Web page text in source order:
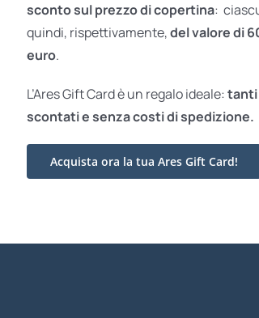
sconto sul prezzo di copertina:
quindi, rispettivamente,del valore di
euro.
L’Ares Gift Card è un regalo ideale: tanti
scontati esenza costi di spedizione.
Acquista ora la tua Ares Gift Card!